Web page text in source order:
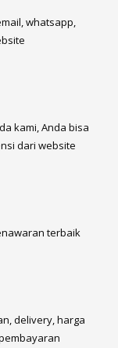
whatsapp,
kami, Anda bisa
dari website
terbaik
delivery, harga